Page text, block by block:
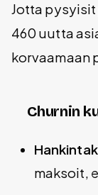
Jotta
460 uutta
korvaamaan
Churnin
maksoit,